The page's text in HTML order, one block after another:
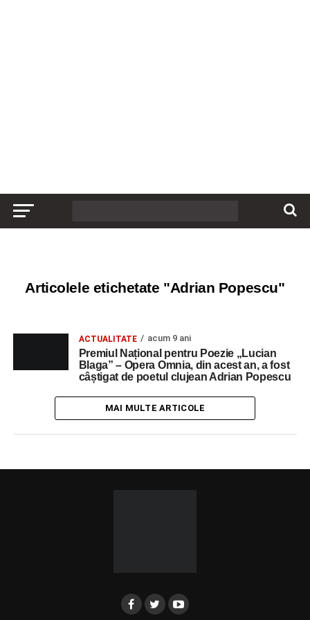
Articolele etichetate "Adrian Popescu"
ACTUALITATE acum 9 ani
Premiul Național pentru Poezie „Lucian
Blaga” – Opera Omnia, din acest an, a fost
câștigat de poetul clujean Adrian Popescu
MAI MULTE ARTICOLE